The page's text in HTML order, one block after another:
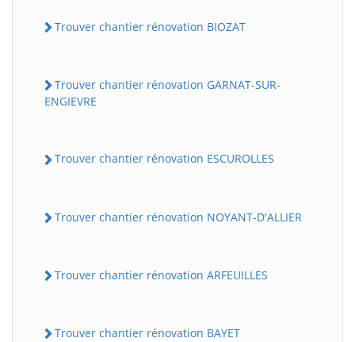
Trouver chantier rénovation BIOZAT
Trouver chantier rénovation GARNAT-SUR-
ENGIEVRE
Trouver chantier rénovation ESCUROLLES
Trouver chantier rénovation NOYANT-D'ALLIER
Trouver chantier rénovation ARFEUILLES
Trouver chantier rénovation BAYET